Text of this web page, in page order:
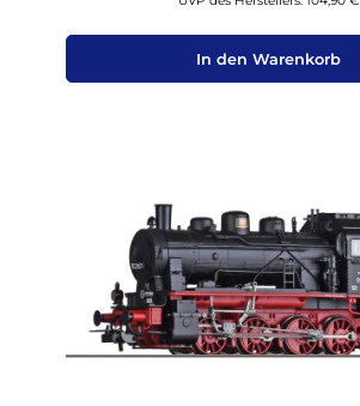
In den Warenkorb